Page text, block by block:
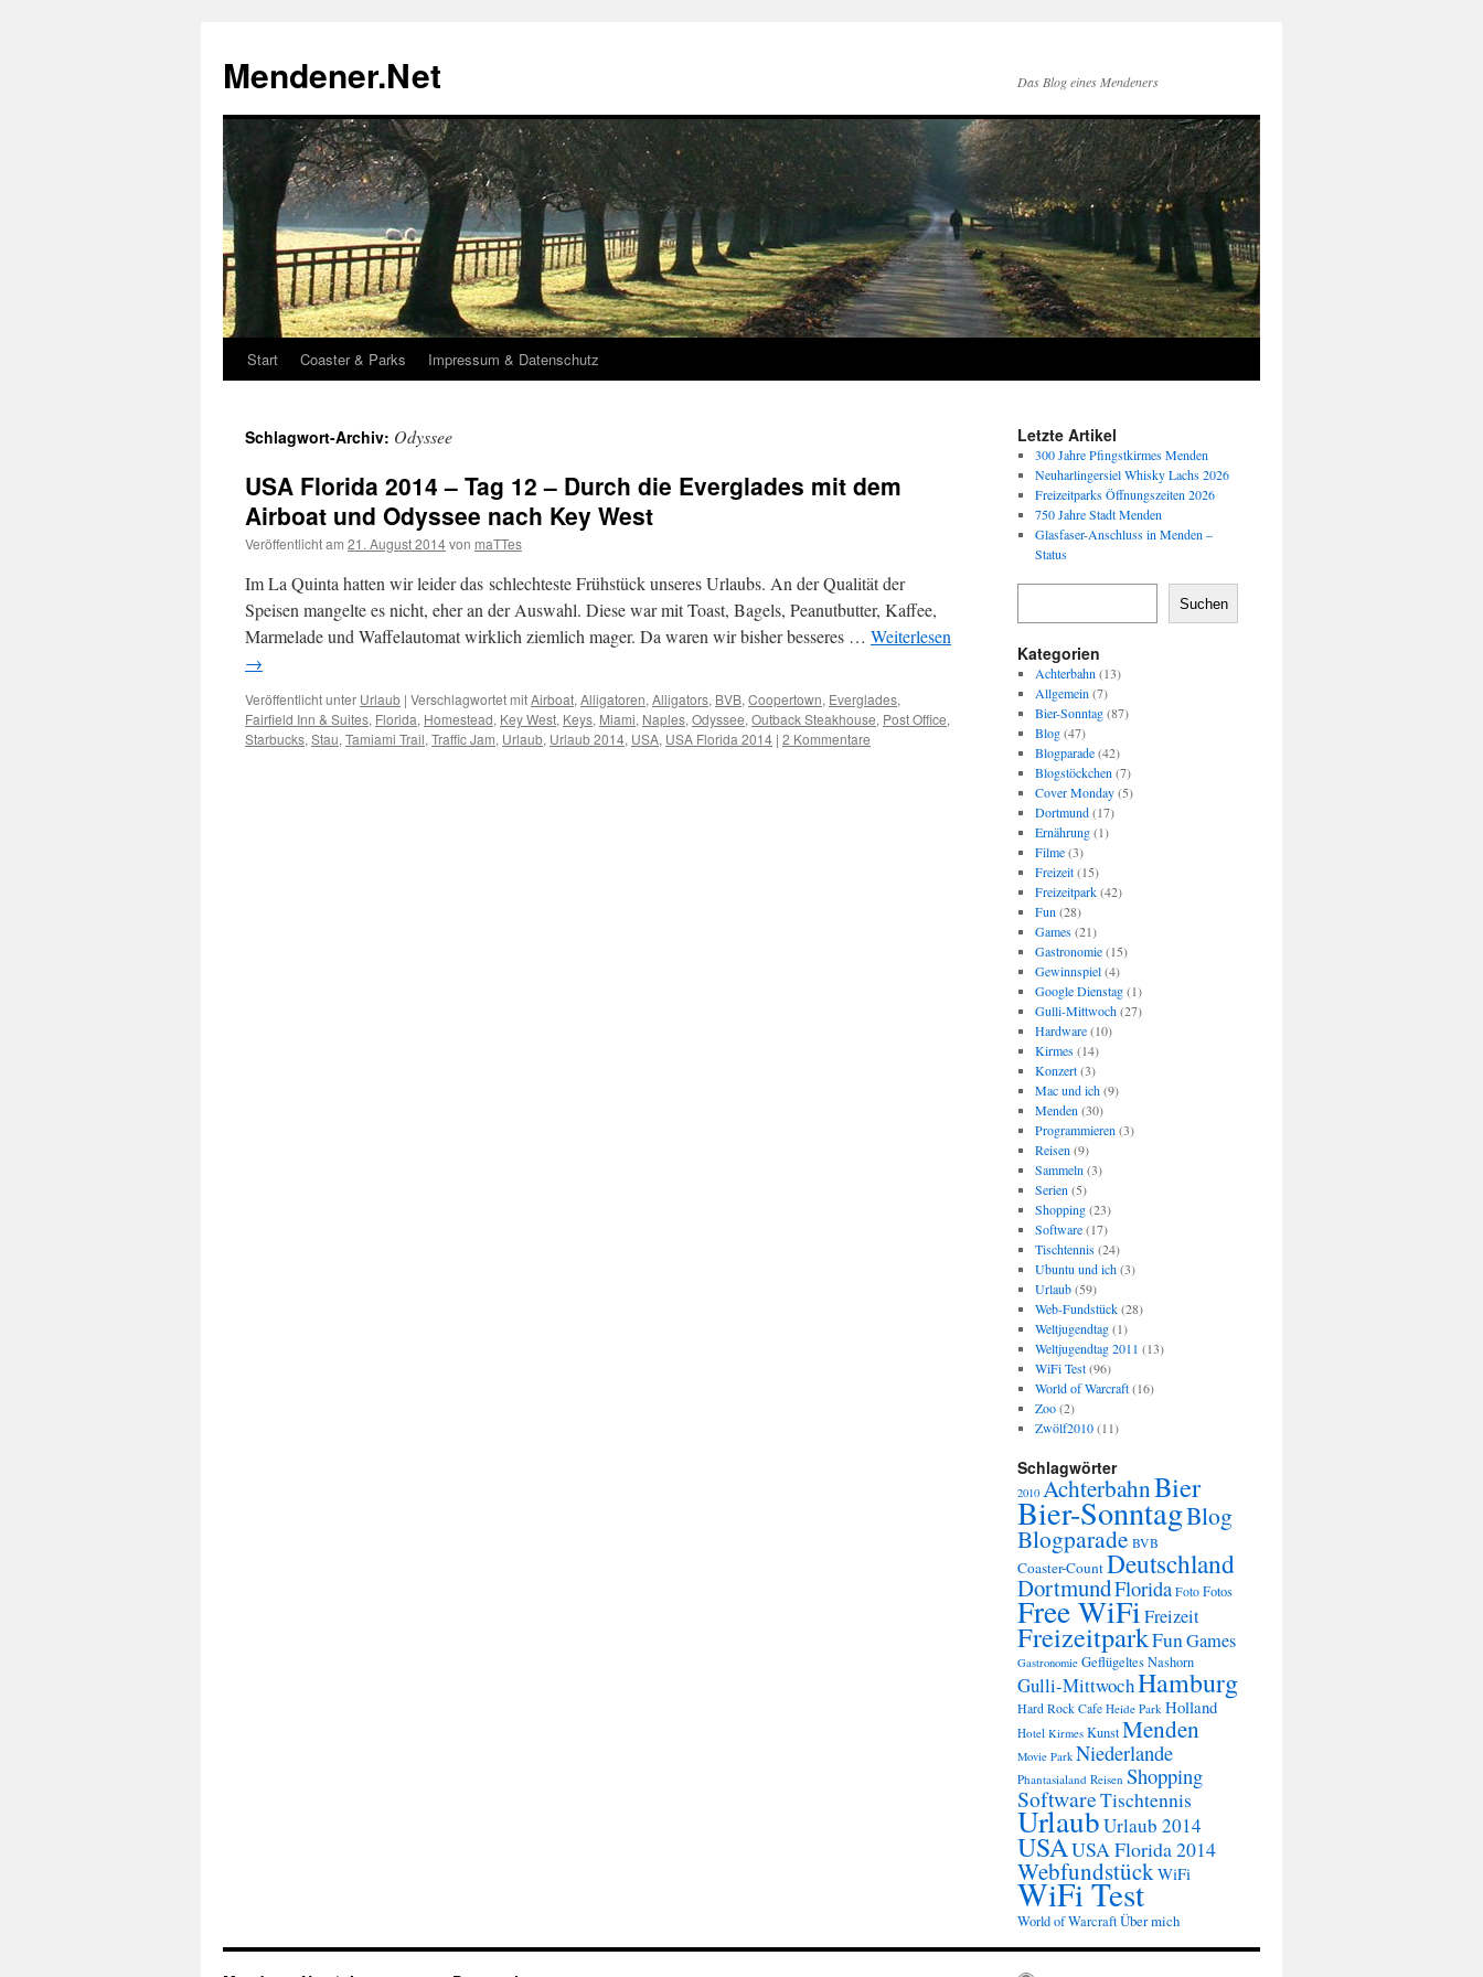
springen
Mendener.Net Das Blog eines Mendeners
Start Coaster & Parks Impressum & Datenschutz
Schlagwort-Archiv: Odyssee
USA Florida 2014 – Tag 12 – Durch die Everglades mit dem
Airboat und Odyssee nach Key West
Veröffentlicht am 21. August 2014von maTTes
Im La Quinta hatten wir leider das schlechteste Frühstück unseres Urlaubs. An der Qualität der
Speisen mangelte es nicht, eher an der Auswahl. Diese war mit Toast, Bagels, Peanutbutter, Kaffee,
Marmelade und Waffelautomat wirklich ziemlich mager. Da waren wir bisher besseres … Weiterlesen
→
Veröffentlicht unter Urlaub | Verschlagwortet mitAirboat, Alligatoren, Alligators, BVB, Coopertown, Everglades,
Fairfield Inn & Suites, Florida, Homestead, Key West, Keys, Miami, Naples, Odyssee, Outback Steakhouse, Post Office,
Starbucks, Stau, Tamiami Trail, Traffic Jam, Urlaub, Urlaub 2014, USA, USA Florida 2014 | 2 Kommentare
Letzte Artikel
300 Jahre Pfingstkirmes Menden
Neuharlingersiel Whisky Lachs 2026
Freizeitparks Öffnungszeiten 2026
750 Jahre Stadt Menden
Glasfaser-Anschluss in Menden –
Status
Suchen
Kategorien
Achterbahn (13)
Allgemein (7)
Bier-Sonntag(87)
Blog(47)
Blogparade(42)
Blogstöckchen (7)
Cover Monday(5)
Dortmund(17)
Ernährung(1)
Filme(3)
Freizeit(15)
Freizeitpark(42)
Fun (28)
Games(21)
Gastronomie(15)
Gewinnspiel(4)
Google Dienstag(1)
Gulli-Mittwoch(27)
Hardware(10)
Kirmes(14)
Konzert(3)
Mac und ich(9)
Menden (30)
Programmieren (3)
Reisen (9)
Sammeln (3)
Serien (5)
Shopping(23)
Software(17)
Tischtennis(24)
Ubuntu und ich(3)
Urlaub(59)
Web-Fundstück(28)
Weltjugendtag(1)
Weltjugendtag 2011 (13)
WiFi Test(96)
World of Warcraft(16)
Zoo(2)
Zwölf2010(11)
Schlagwörter
2010 AchterbahnBier
Bier-SonntagBlog
Blogparade BVB
Coaster-CountDeutschland
DortmundFlorida Foto Fotos
Free WiFiFreizeit
FreizeitparkFunGames
Gastronomie Geflügeltes Nashorn
Gulli-MittwochHamburg
Hard Rock Cafe Heide Park Holland
Hotel Kirmes KunstMenden
Movie Park Niederlande
Phantasialand Reisen Shopping
SoftwareTischtennis
UrlaubUrlaub 2014
USAUSA Florida 2014
WebfundstückWiFi
WiFi Test
World of WarcraftÜber mich